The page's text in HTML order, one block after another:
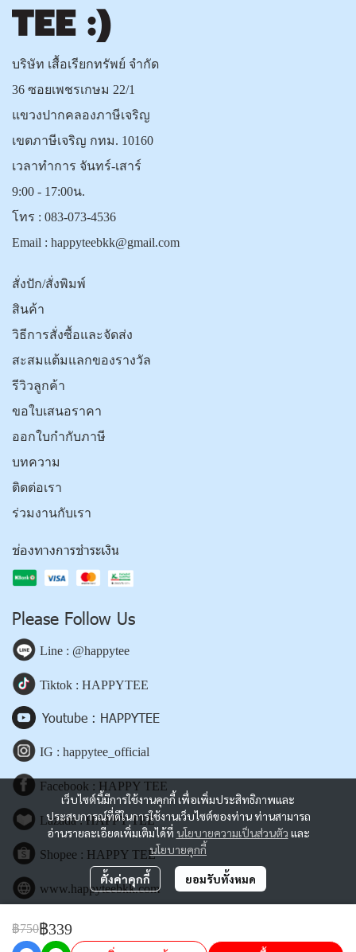
฿750฿339
เว็บไซต์นี้มีการใช้งานคุกกี้ เพื่อเพิ่มประสิทธิภาพและ
ประสบการณ์ที่ดีในการใช้งานเว็บไซต์ของท่าน ท่านสามารถ
อ่านรายละเอียดเพิ่มเติมได้ที่ นโยบายความเป็นส่วนตัว และ
นโยบายคุกกี้
ตั้งค่าคุกกี้ ยอมรับทั้งหมด
บริษัท เสื้อเรียกทรัพย์ จำกัด
36 ซอยเพชรเกษม 22/1
แขวงปากคลองภาษีเจริญ
เขตภาษีเจริญ กทม. 10160
เวลาทำการ จันทร์-เสาร์
9:00 - 17:00น.
โทร : 083-073-4536
Email : happyteebkk@gmail.com
สั่งปัก/สั่งพิมพ์
สินค้า
วิธีการสั่งซื้อและจัดส่ง
สะสมแต้มแลกของรางวัล
รีวิวลูกค้า
ขอใบเสนอราคา
ออกใบกำกับภาษี
บทความ
ติดต่อเรา
ร่วมงานกับเรา
ช่องทางการชำระเงิน
Please Follow Us
Line : @happytee
Tiktok : HAPPYTEE
Youtube : HAPPYTEE
IG : happytee_official
Facebook : HAPPY TEE
Lazada : HAPPY TEE
Shopee : HAPPY TEE
www.happyteebkk.com
Copyright | All Rights Reserved | Powered by happyteebkk.com